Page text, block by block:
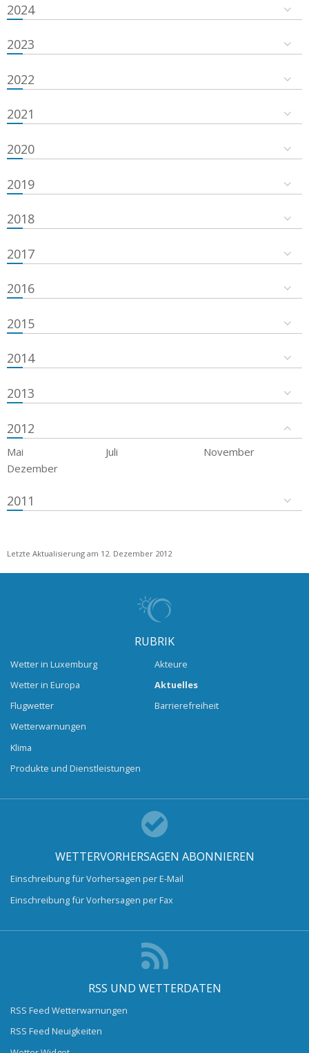
2024
2023
2022
2021
2020
2019
2018
2017
2016
2015
2014
2013
2012
Mai Juli
November
Dezember
2011
Letzte Aktualisierung am 12. Dezember 2012
RUBRIK
Wetter in Luxemburg
Wetter in Europa
Flugwetter
Wetterwarnungen
Klima
Produkte und Dienstleistungen
Akteure
Aktuelles
Barrierefreiheit
WETTERVORHERSAGEN ABONNIEREN
Einschreibung für Vorhersagen per E-Mail
Einschreibung für Vorhersagen per Fax
RSS UND WETTERDATEN
RSS Feed Wetterwarnungen
RSS Feed Neuigkeiten